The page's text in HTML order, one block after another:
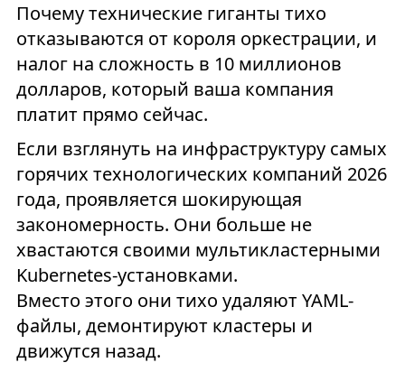
Почему технические гиганты тихо
отказываются от короля оркестрации, и
налог на сложность в 10 миллионов
долларов, который ваша компания
платит прямо сейчас.
Если взглянуть на инфраструктуру самых
горячих технологических компаний 2026
года, проявляется шокирующая
закономерность. Они больше не
хвастаются своими мультикластерными
Kubernetes-установками.
Вместо этого они тихо удаляют YAML-
файлы, демонтируют кластеры и
движутся назад.